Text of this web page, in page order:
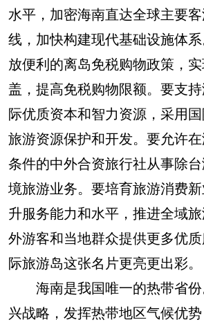
水平，加密海南直达全球主要
线，加快构建现代基础设施体
放便利的离岛免税购物政策，
盖，提高免税购物限额。要支
际优质资本和智力资源，采用
旅游资源保护和开发。要允许
条件的中外合资旅行社从事除
境旅游业务。要培育旅游消费
升服务能力和水平，推进全域
外游客和当地群众提供更多优
际旅游岛这张名片更亮更出彩。
海南是我国唯一的热带省份
兴战略，发挥热带地区气候优